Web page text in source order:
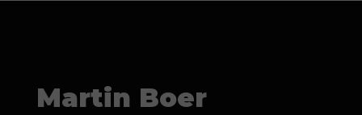
Martin Boer